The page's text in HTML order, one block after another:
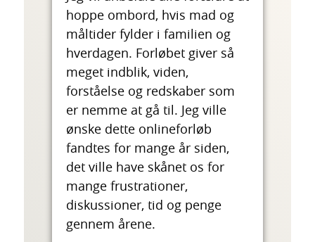
hoppe ombord, hvis mad og
måltider fylder i familien og
hverdagen. Forløbet giver så
meget indblik, viden,
forståelse og redskaber som
er nemme at gå til. Jeg ville
ønske dette onlineforløb
fandtes for mange år siden,
det ville have skånet os for
mange frustrationer,
diskussioner, tid og penge
gennem årene.